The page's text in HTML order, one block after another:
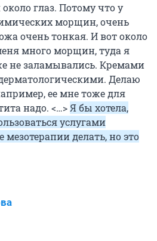
глаз. Потому что у
морщин, очень
очень тонкая. И вот около
много морщин, туда я
не заламывались. Кремами
Делаю
ее мне тоже для
надо. <…>Я бы хотела,
услугами
мезотерапии делать, но это